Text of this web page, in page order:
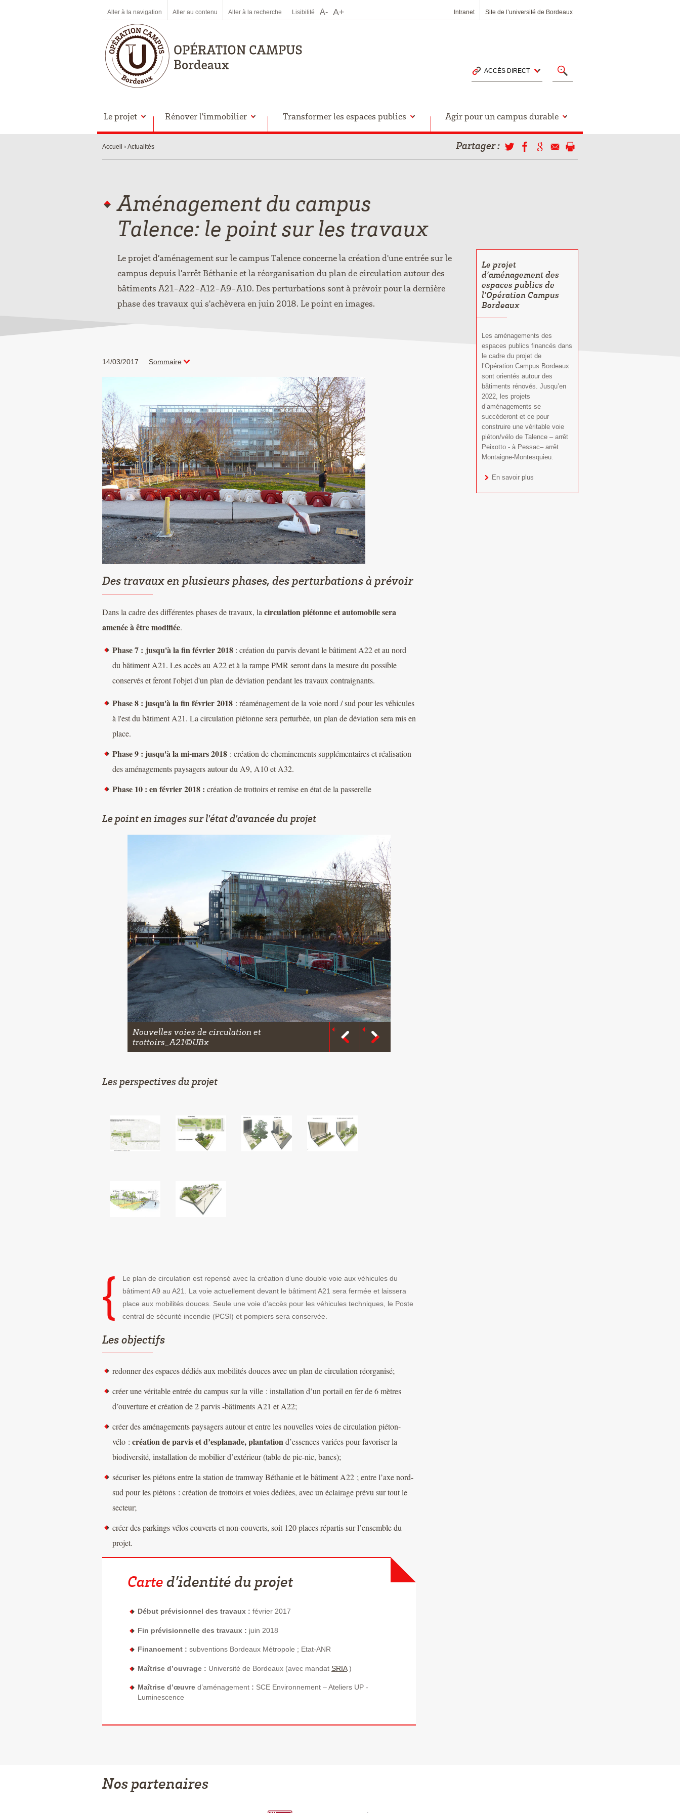
Aller à la navigation Aller au contenu Aller à la recherche Lisibilité A- A+ Intranet Site de l’université de Bordeaux
ACCÈS DIRECT
Le projet Rénover l'immobilier Transformer les espaces publics Agir pour un campus durable
Partager:
Accueil Actualités
Aménagement du campus
Talence: le point sur les travaux
Le projet d’aménagement sur le campus Talence concerne la création d'une entrée sur le
campus depuis l'arrêt Béthanie et la réorganisation du plan de circulation autour des
bâtiments A21-A22-A12-A9-A10. Des perturbations sont à prévoir pour la dernière
phase des travaux qui s'achèvera en juin 2018. Le point en images.
14/03/2017 Sommaire
Des travaux en plusieurs phases, des perturbations à prévoir
Dans la cadre des différentes phases de travaux, la circulation piétonne et automobile sera
amenée à être modifiée.
Phase 7 : jusqu'à la fin février 2018 : création du parvis devant le bâtiment A22 et au nord
du bâtiment A21. Les accès au A22 et à la rampe PMR seront dans la mesure du possible
conservés et feront l'objet d'un plan de déviation pendant les travaux contraignants.
Phase 8 : jusqu'à la fin février 2018 : réaménagement de la voie nord / sud pour les véhicules
à l'est du bâtiment A21. La circulation piétonne sera perturbée, un plan de déviation sera mis en
place.
Phase 9 : jusqu'à la mi-mars 2018 : création de cheminements supplémentaires et réalisation
des aménagements paysagers autour du A9, A10 et A32.
Phase 10 : en février 2018 : création de trottoirs et remise en état de la passerelle
Le point en images sur l'état d'avancée du projet
Nouvelles voies de circulation et
trottoirs_A21©UBx
Les perspectives du projet
Le plan de circulation est repensé avec la création d’une double voie aux véhicules du
bâtiment A9 au A21. La voie actuellement devant le bâtiment A21 sera fermée et laissera
place aux mobilités douces. Seule une voie d’accès pour les véhicules techniques, le Poste
central de sécurité incendie (PCSI) et pompiers sera conservée.
Les objectifs
redonner des espaces dédiés aux mobilités douces avec un plan de circulation réorganisé;
créer une véritable entrée du campus sur la ville : installation d’un portail en fer de 6 mètres
d’ouverture et création de 2 parvis -bâtiments A21 et A22;
créer des aménagements paysagers autour et entre les nouvelles voies de circulation piéton-
vélo : création de parvis et d’esplanade, plantationd’essences variées pour favoriser la
biodiversité, installation de mobilier d’extérieur (table de pic-nic, bancs);
sécuriser les piétons entre la station de tramway Béthanie et le bâtiment A22 ; entre l’axe nord-
sud pour les piétons : création de trottoirs et voies dédiées, avec un éclairage prévu sur tout le
secteur;
créer des parkings vélos couverts et non-couverts, soit 120 places répartis sur l’ensemble du
projet.
Carte d’identité du projet
Début prévisionnel des travaux : février 2017
Fin prévisionnelle des travaux : juin 2018
Financement : subventions Bordeaux Métropole ; Etat-ANR
Maîtrise d’ouvrage : Université de Bordeaux (avec mandat SRIA)
Maîtrise d’œuvre d’aménagement : SCE Environnement – Ateliers UP -
Luminescence
Le projet
d’aménagement des
espaces publics de
l’Opération Campus
Bordeaux
Les aménagements des
espaces publics financés dans
le cadre du projet de
l’Opération Campus Bordeaux
sont orientés autour des
bâtiments rénovés. Jusqu’en
2022, les projets
d’aménagements se
succéderont et ce pour
construire une véritable voie
piéton/vélo de Talence – arrêt
Peixotto - à Pessac– arrêt
Montaigne-Montesquieu.
En savoir plus
Nos partenaires